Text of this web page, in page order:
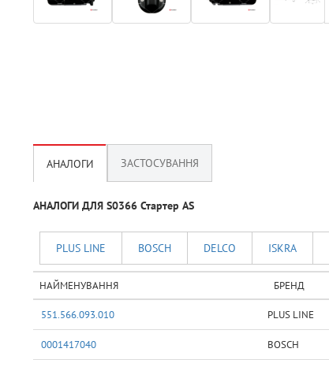
АНАЛОГИ ЗАСТОСУВАННЯ
АНАЛОГИ ДЛЯ S0366 Стартер AS
PLUS LINE BOSCH DELCO ISKRA
НАЙМЕНУВАННЯ БРЕНД
551.566.093.010 PLUS LINE
0001417040 BOSCH